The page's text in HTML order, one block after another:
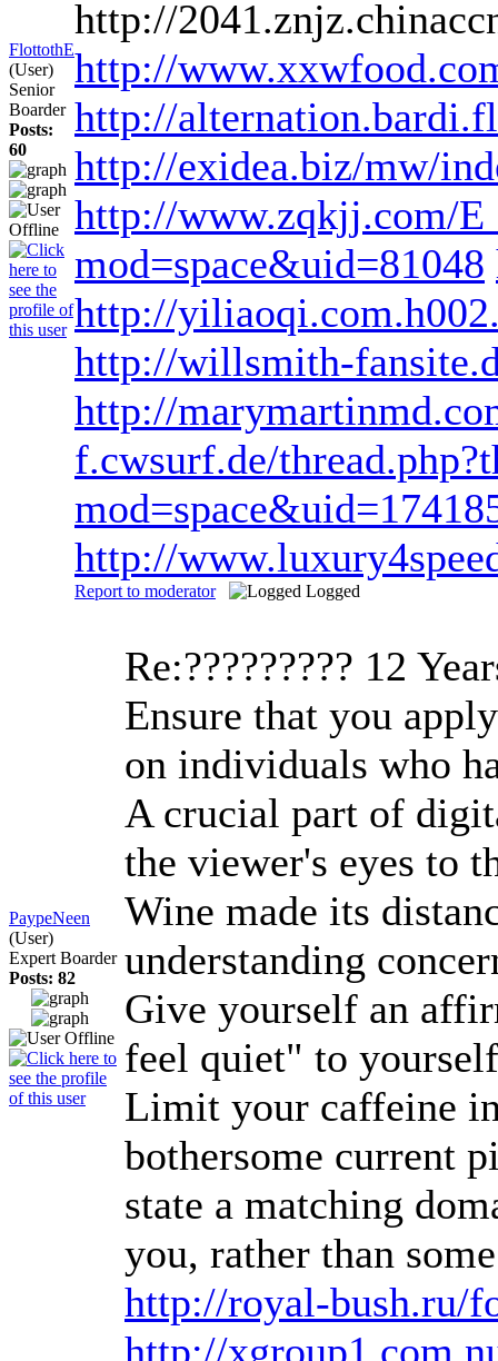
FlottothE
(User)
Senior
Boarder
Posts:
60
http://
http://
http://
http://exidea.biz/mw/
http://www.zqkjj.com/
mod=space&uid=81048
http://
http://willsmith-
http://
f.cwsurf.de/
http://
Report to moderator Logged
PaypeNeen
(User)
Expert Boarder
Posts: 82
Re:????????? 12
Ensure that you
on individuals who
A crucial part of
the viewer's eyes to
Wine made its
understanding
Give yourself an
feel quiet" to
Limit your caffeine
bothersome current
state a matching
you, rather than
http://royal-bush.ru/
http://